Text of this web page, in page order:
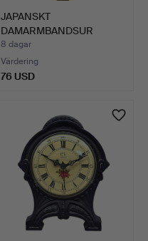
JAPANSKT
DAMARMBANDSUR
"CITIZEN" MED BLÅ U…
8 dagar
Värdering
76 USD